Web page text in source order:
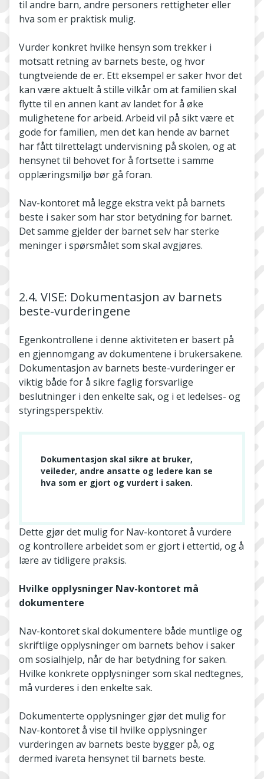
til andre barn, andre personers rettigheter eller
hva som er praktisk mulig.
Vurder konkret hvilke hensyn som trekker i
motsatt retning av barnets beste, og hvor
tungtveiende de er. Ett eksempel er saker hvor det
kan være aktuelt å stille vilkår om at familien skal
flytte til en annen kant av landet for å øke
mulighetene for arbeid. Arbeid vil på sikt være et
gode for familien, men det kan hende av barnet
har fått tilrettelagt undervisning på skolen, og at
hensynet til behovet for å fortsette i samme
opplæringsmiljø bør gå foran.
Nav-kontoret må legge ekstra vekt på barnets
beste i saker som har stor betydning for barnet.
Det samme gjelder der barnet selv har sterke
meninger i spørsmålet som skal avgjøres.
2.4. VISE: Dokumentasjon av barnets
beste-vurderingene
Egenkontrollene i denne aktiviteten er basert på
en gjennomgang av dokumentene i brukersakene.
Dokumentasjon av barnets beste-vurderinger er
viktig både for å sikre faglig forsvarlige
beslutninger i den enkelte sak, og i et ledelses- og
styringsperspektiv.
Dokumentasjon skal sikre at bruker,
veileder, andre ansatte og ledere kan se
hva som er gjort og vurdert i saken.
Dette gjør det mulig for Nav-kontoret å vurdere
og kontrollere arbeidet som er gjort i ettertid, og å
lære av tidligere praksis.
Hvilke opplysninger Nav-kontoret må
dokumentere
Nav-kontoret skal dokumentere både muntlige og
skriftlige opplysninger om barnets behov i saker
om sosialhjelp, når de har betydning for saken.
Hvilke konkrete opplysninger som skal nedtegnes,
må vurderes i den enkelte sak.
Dokumenterte opplysninger gjør det mulig for
Nav-kontoret å vise til hvilke opplysninger
vurderingen av barnets beste bygger på, og
dermed ivareta hensynet til barnets beste.